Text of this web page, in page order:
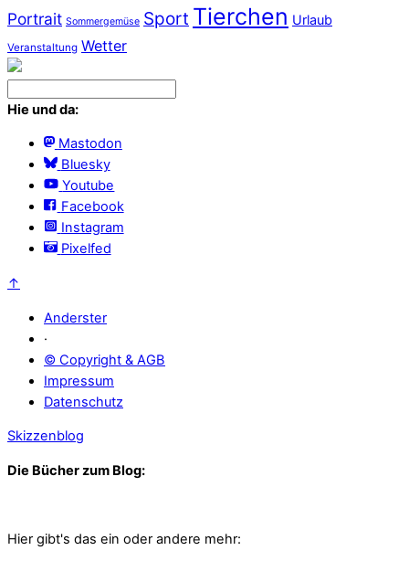
Portrait Sommergemüse Sport Tierchen Urlaub
Veranstaltung Wetter
Hie und da:
Mastodon
Bluesky
Youtube
Facebook
Instagram
Pixelfed
↑
Anderster
·
© Copyright & AGB
Impressum
Datenschutz
Skizzenblog
Die Bücher zum Blog:
Hier gibt's das ein oder andere mehr: